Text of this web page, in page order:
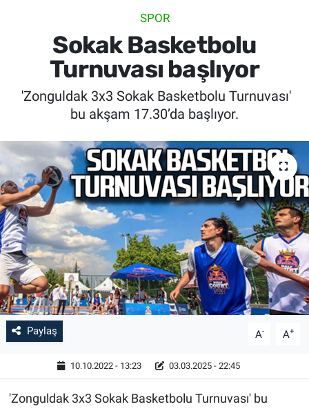
SPOR
Sokak Basketbolu
Turnuvası başlıyor
'Zonguldak 3x3 Sokak Basketbolu Turnuvası'
bu akşam 17.30’da başlıyor.
Paylaş A- A+
10.10.2022 - 13:23 03.03.2025 - 22:45
'Zonguldak 3x3 Sokak Basketbolu Turnuvası' bu
SPOR
SAĞLIK